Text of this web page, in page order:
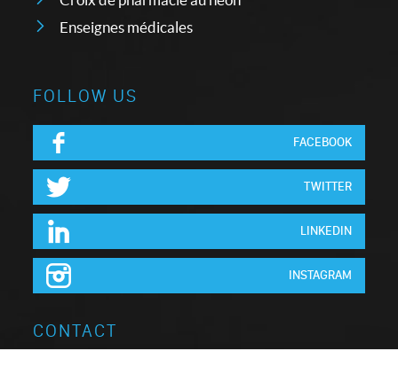
Enseignes médicales
FOLLOW US
FACEBOOK
TWITTER
LINKEDIN
INSTAGRAM
CONTACT